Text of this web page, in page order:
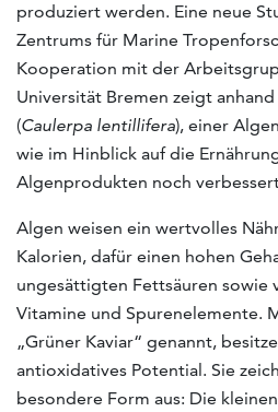
produziert werden. Eine neue
Zentrums für Marine
Kooperation mit der
Universität Bremen zeigt
(Caulerpa lentillifera), einer
wie im Hinblick auf die
Algenprodukten noch
Algen weisen ein wertvolles
Kalorien, dafür einen hohen
ungesättigten Fettsäuren sowie
Vitamine und Spurenelemente.
„Grüner Kaviar“ genannt,
antioxidatives Potential. Sie
besondere Form aus: Die